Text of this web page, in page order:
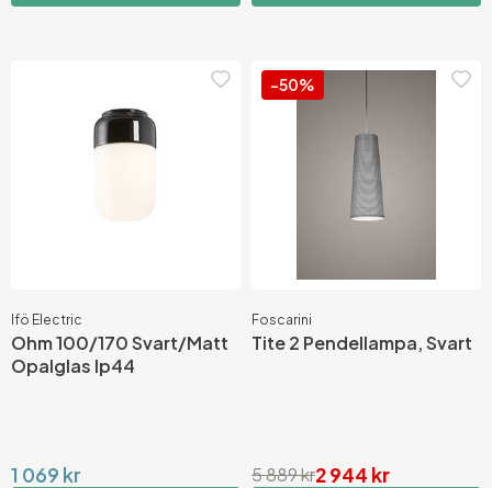
Ifö Electric
Ohm 100/170 Svart/Matt
Opalglas Ip44
1 069 kr
-50%
Foscarini
Tite 2 Pendellampa, Svart
2 944 kr
5 889 kr